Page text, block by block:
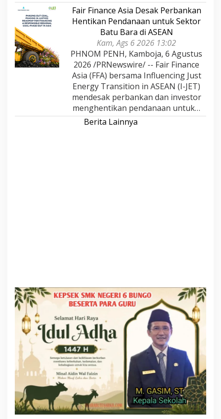
Fair Finance Asia Desak Perbankan
Hentikan Pendanaan untuk Sektor
Batu Bara di ASEAN
Kam, Ags 6 2026 13:02
PHNOM PENH, Kamboja, 6 Agustus
2026 /PRNewswire/ -- Fair Finance
Asia (FFA) bersama Influencing Just
Energy Transition in ASEAN (I-JET)
mendesak perbankan dan investor
menghentikan pendanaan untuk…
Berita Lainnya